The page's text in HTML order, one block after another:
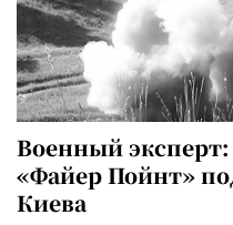
Военный
«Файер Пойнт»
Киева